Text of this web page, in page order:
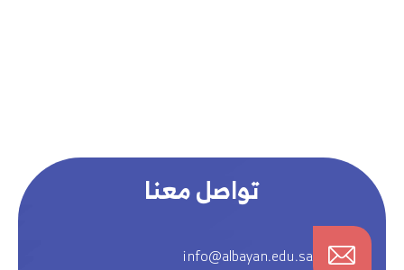
تواصل معنا
info@albayan.edu.sa